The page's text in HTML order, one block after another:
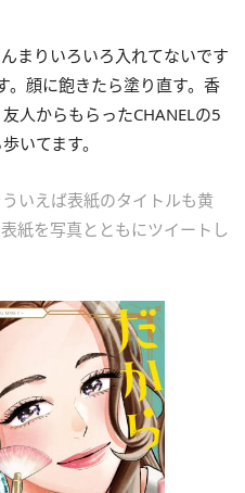
まりいろいろ入れてないです
。顔に飽きたら塗り直す。香
人からもらったCHANELの5
いてます。
いえば表紙のタイトルも黄
紙を写真とともにツイートし